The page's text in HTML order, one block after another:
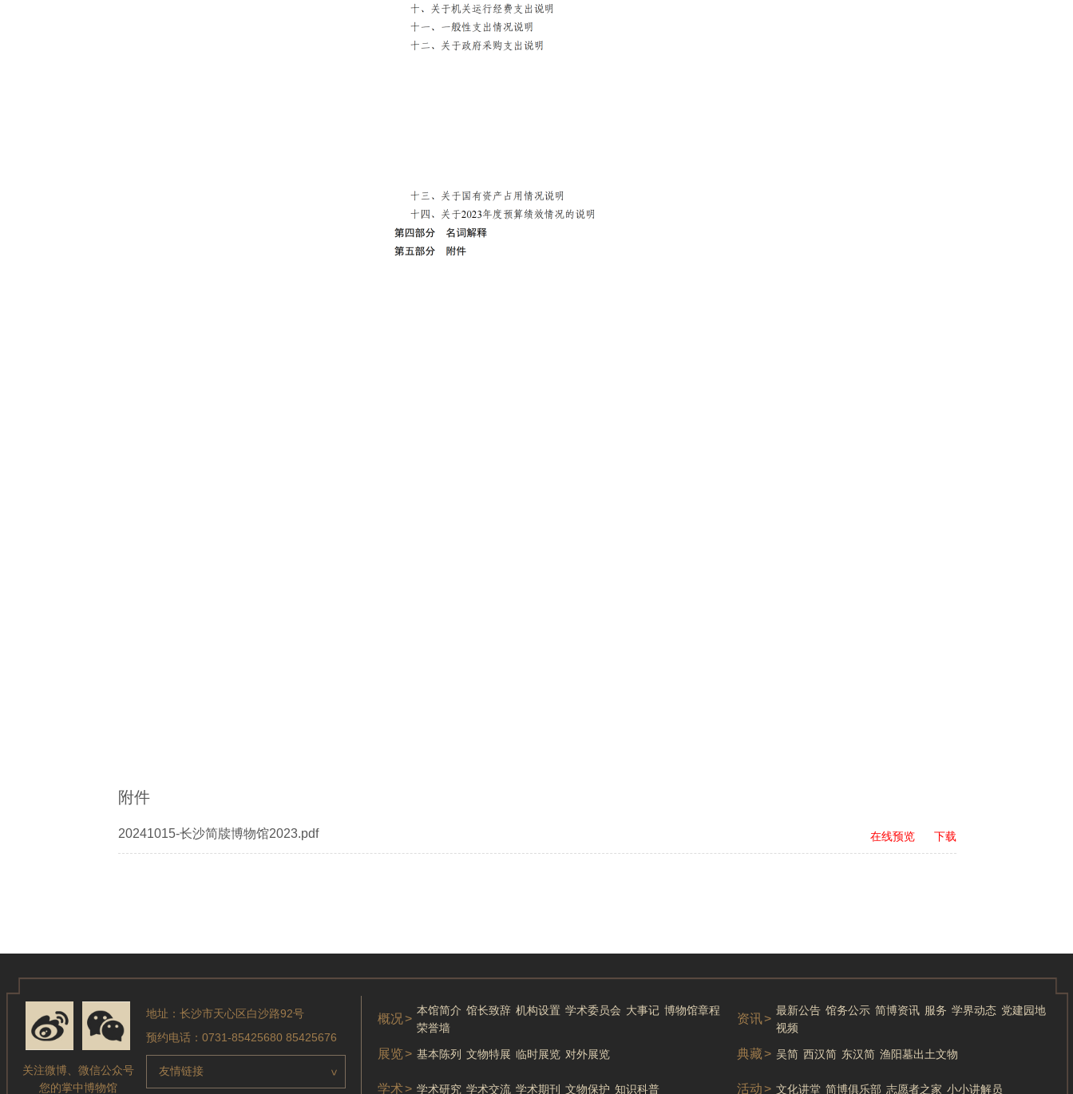
附件
20241015-长沙简牍博物馆2023.pdf 在线预览 下载
关注微博、微信公众号
您的掌中博物馆
地址：长沙市天心区白沙路92号
预约电话：0731-85425680 85425676
友情链接 >
概况 >
本馆简介 馆长致辞 机构设置 学术委员会 大事记 博物馆章程
荣誉墙
资讯 >
最新公告 馆务公示 简博资讯 服务 学界动态 党建园地
视频
展览 > 基本陈列 文物特展 临时展览 对外展览 典藏 > 吴简 西汉简 东汉简 渔阳墓出土文物
学术 > 学术研究 学术交流 学术期刊 文物保护 知识科普 活动 > 文化讲堂 简博俱乐部 志愿者之家 小小讲解员